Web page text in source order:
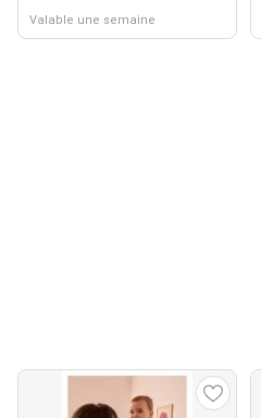
Valable une semaine